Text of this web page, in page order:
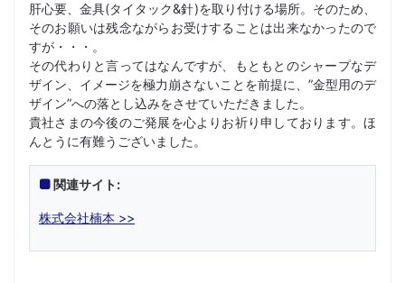
肝心要、金具(タイタック&針)を取り付ける場所。そのため、
そのお願いは残念ながらお受けすることは出来なかったので
すが・・・。
その代わりと言ってはなんですが、もともとのシャープなデ
ザイン、イメージを極力崩さないことを前提に、”金型用のデ
ザイン”への落とし込みをさせていただきました。
貴社さまの今後のご発展を心よりお祈り申しております。ほ
んとうに有難うございました。
関連サイト:
株式会社楠本 >>